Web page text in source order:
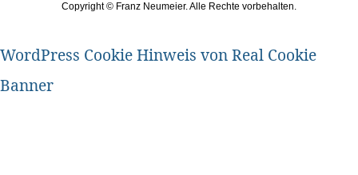
Copyright © Franz Neumeier. Alle Rechte vorbehalten.
WordPress Cookie Hinweis von Real Cookie
Banner